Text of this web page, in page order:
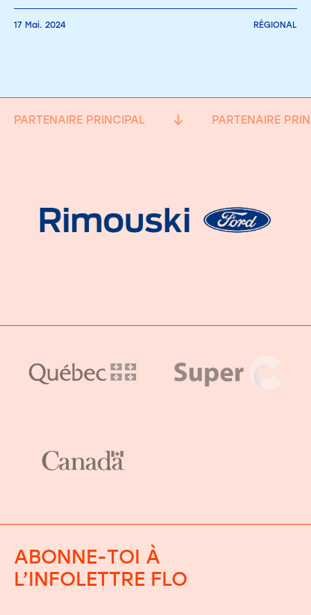
17 Mai. 2024 RÉGIONAL
PARTENAIRE PRINCIPAL PARTENAIRE
ABONNE-TOI À
L’INFOLETTRE FLO